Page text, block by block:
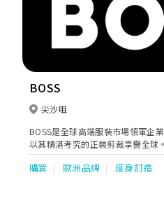
BOSS
尖沙咀
BOSS是全球高端服裝市場領軍企
以其精湛考究的正裝剪裁享譽全球
至便裝、配飾和運動休閒裝等系列
與童裝等特許產品。BOSS海港城
購買 歐洲品牌 度身訂造